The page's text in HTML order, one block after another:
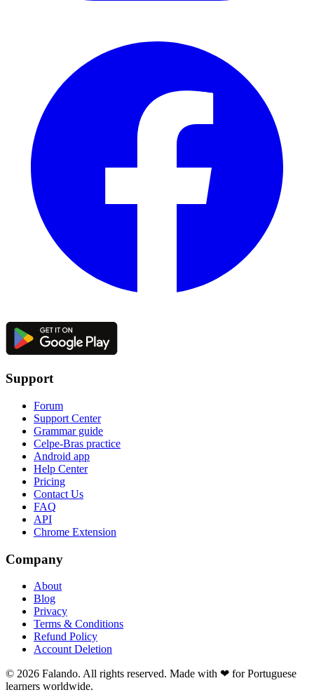
Support
Forum
Support Center
Grammar guide
Celpe-Bras practice
Android app
Help Center
Pricing
Contact Us
FAQ
API
Chrome Extension
Company
About
Blog
Privacy
Terms & Conditions
Refund Policy
Account Deletion
© 2026 Falando. All rights reserved. Made with ❤ for Portuguese
learners worldwide.